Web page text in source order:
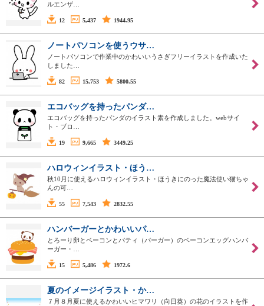
ルエンザ…
12 5,437 1944.95
ノートパソコンを使うウサ…
ノートパソコンで作業中のかわいいうさぎフリーイラストを作成いた
しました…
82 15,753 5800.55
エコバッグを持ったパンダ…
エコバッグを持ったパンダのイラスト素を作成しました。webサイ
ト・ブロ…
19 9,665 3449.25
ハロウィンイラスト・ほう…
秋10月に使えるハロウィンイラスト・ほうきにのった魔法使い猫ちゃ
んの可…
55 7,543 2832.55
ハンバーガーとかわいいパ…
とろーり卵とベーコンとパティ（バーガー）のベーコンエッグハンバ
ーガー・…
15 5,486 1972.6
夏のイメージイラスト・か…
７月８月夏に使えるかわいいヒマワリ（向日葵）の花のイラストを作